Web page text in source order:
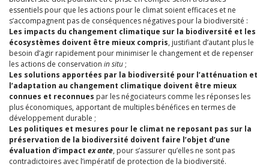
essentiels pour que les actions pour le climat soient efficaces et ne
s’accompagnent pas de conséquences négatives pour la biodiversité :
Les impacts du changement climatique sur la biodiversité et les
écosystèmes doivent être mieux compris, justifiant d’autant plus le
besoin d’agir rapidement pour minimiser le changement et de repenser
les actions de conservation in situ ;
Les solutions apportées par la biodiversité pour l’atténuation et
l’adaptation au changement climatique doivent être mieux
connues et reconnues par les négociateurs comme les réponses les
plus économiques, apportant de multiples bénéfices en termes de
développement durable ;
Les politiques et mesures pour le climat ne reposant pas sur la
préservation de la biodiversité doivent faire l’objet d’une
évaluation d’impact ex ante, pour s’assurer qu’elles ne sont pas
contradictoires avec l’impératif de protection de la biodiversité.